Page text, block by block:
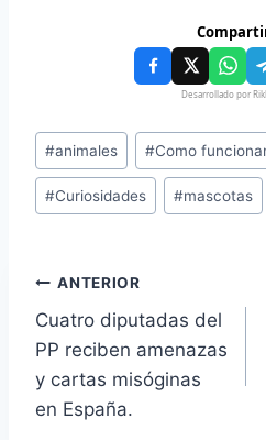
Desarrollado por
#animales #Como
#Curiosidades #mascotas
ANTERIOR
Cuatro diputadas del
PP reciben amenazas
y cartas misóginas
en España.